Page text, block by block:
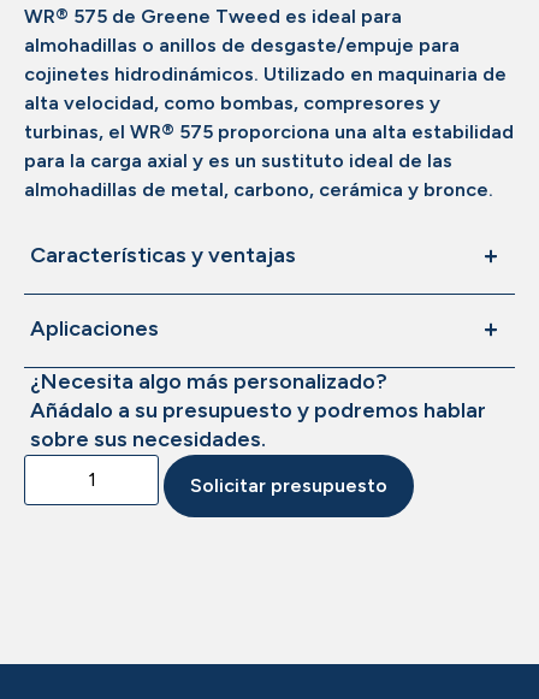
WR® 575 de Greene Tweed es ideal para
almohadillas o anillos de desgaste/empuje para
cojinetes hidrodinámicos. Utilizado en maquinaria de
alta velocidad, como bombas, compresores y
turbinas, el WR® 575 proporciona una alta estabilidad
para la carga axial y es un sustituto ideal de las
almohadillas de metal, carbono, cerámica y bronce.
Características y ventajas
Aplicaciones
¿Necesita algo más personalizado?
Añádalo a su presupuesto y podremos hablar
sobre sus necesidades.
Solicitar presupuesto